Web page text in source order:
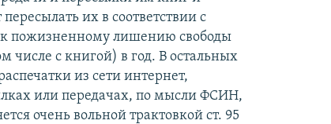
их в соответствии с
пожизненному лишению свободы
числе с книгой) в год. В остальных
из сети интернет,
или передачах, по мысли ФСИН,
очень вольной трактовкой ст. 95